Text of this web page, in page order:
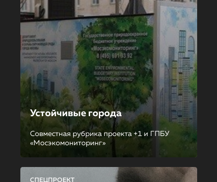
Устойчивые города
Совместная рубрика проекта +1 и ГПБУ
«Мосэкомониторинг»
СПЕЦПРОЕКТ